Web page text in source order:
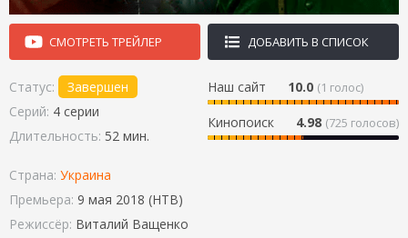
СМОТРЕТЬ ТРЕЙЛЕР ДОБАВИТЬ В СПИСОК
Наш сайт 10.0 (1 голос)
Кинопоиск 4.98 (725 голосов)
Статус:
Завершен
Серий: 4 серии
Длительность: 52 мин.
Страна: Украина
Премьера: 9 мая 2018 (НТВ)
Режиссёр: Виталий Ващенко